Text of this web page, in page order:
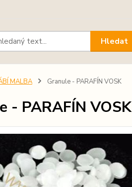
Hledat
MALBA Granule - PARAFÍN VOSK
- PARAFÍN VOSK